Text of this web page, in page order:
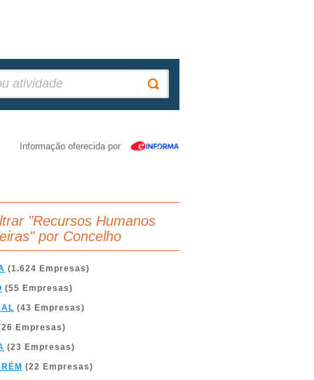
Informação oferecida por
"Recursos Humanos
por Concelho
(1.624 Empresas)
(55 Empresas)
(43 Empresas)
Empresas)
(23 Empresas)
(22 Empresas)